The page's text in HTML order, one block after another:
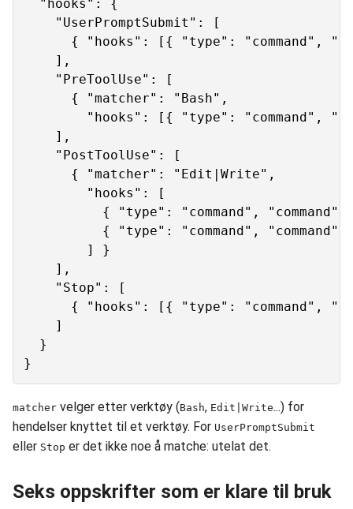
  "hooks": {
    "UserPromptSubmit": [
{ "hooks": [{ "type": "command",
    ],
    "PreToolUse": [
      { "matcher": "Bash",
"hooks": [{ "type": "command",
    ],
    "PostToolUse": [
      { "matcher": "Edit|Write",
        "hooks": [
{ "type": "command",
{ "type": "command",
        ] }
    ],
    "Stop": [
{ "hooks": [{ "type": "command",
    ]
  }
matcher velger etter verktøy (Bash, Edit|Write...) for
hendelser knyttet til et verktøy. For UserPromptSubmit
eller Stop er det ikke noe å matche: utelat det.
Seks oppskrifter som er klare til bruk